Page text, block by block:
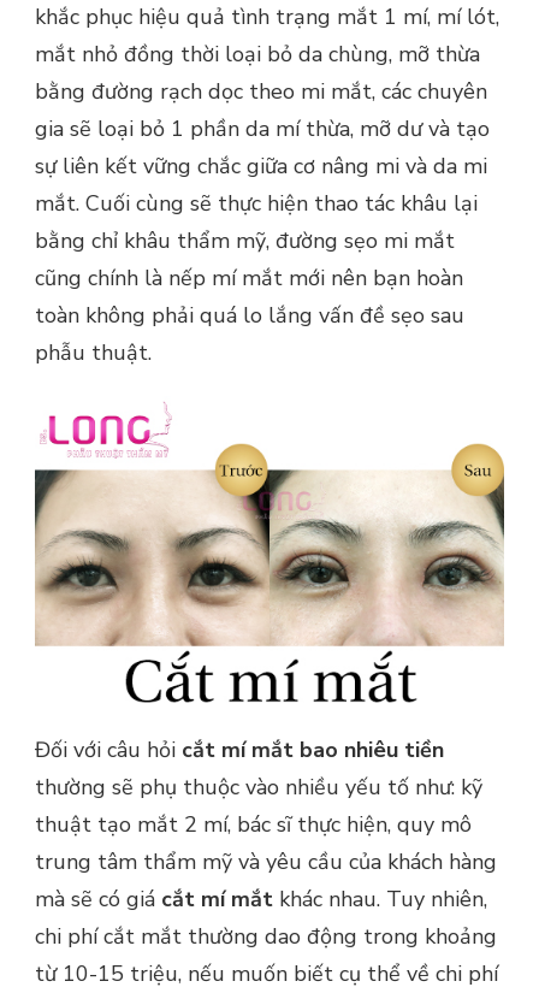
khắc phục hiệu quả tình trạng mắt 1 mí, mí lót,
mắt nhỏ đồng thời loại bỏ da chùng, mỡ thừa
bằng đường rạch dọc theo mi mắt, các chuyên
gia sẽ loại bỏ 1 phần da mí thừa, mỡ dư và tạo
sự liên kết vững chắc giữa cơ nâng mi và da mi
mắt. Cuối cùng sẽ thực hiện thao tác khâu lại
bằng chỉ khâu thẩm mỹ, đường sẹo mi mắt
cũng chính là nếp mí mắt mới nên bạn hoàn
toàn không phải quá lo lắng vấn đề sẹo sau
phẫu thuật.
Đối với câu hỏi cắt mí mắt bao nhiêu tiền
thường sẽ phụ thuộc vào nhiều yếu tố như: kỹ
thuật tạo mắt 2 mí, bác sĩ thực hiện, quy mô
trung tâm thẩm mỹ và yêu cầu của khách hàng
mà sẽ có giá cắt mí mắt khác nhau. Tuy nhiên,
chi phí cắt mắt thường dao động trong khoảng
từ 10-15 triệu, nếu muốn biết cụ thể về chi phí